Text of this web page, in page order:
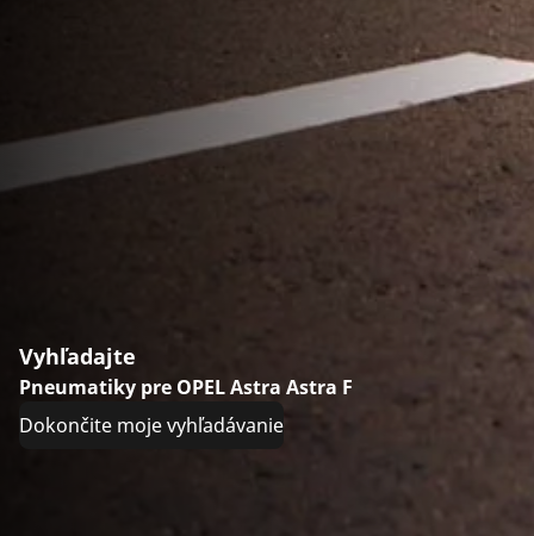
Vyhľadajte
Pneumatiky pre OPEL Astra Astra F
Dokončite moje vyhľadávanie